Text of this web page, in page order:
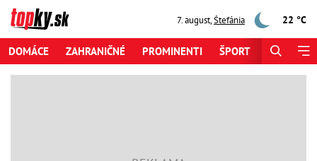
7. august,Štefánia 22 °C
DOMÁCE ZAHRANIČNÉ PROMINENTI ŠPORT